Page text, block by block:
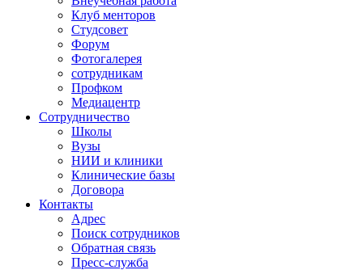
Клуб менторов
Студсовет
Форум
Фотогалерея
сотрудникам
Профком
Медиацентр
Сотрудничество
Школы
Вузы
НИИ и клиники
Клинические базы
Договора
Контакты
Адрес
Поиск сотрудников
Обратная связь
Пресс-служба